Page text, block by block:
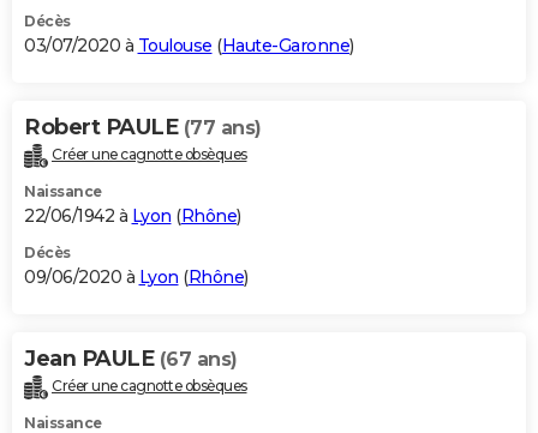
Décès
03/07/2020 à Toulouse (Haute-Garonne)
Robert PAULE (77 ans)
Créer une cagnotte obsèques
Naissance
22/06/1942 à Lyon (Rhône)
Décès
09/06/2020 à Lyon (Rhône)
Jean PAULE (67 ans)
Créer une cagnotte obsèques
Naissance